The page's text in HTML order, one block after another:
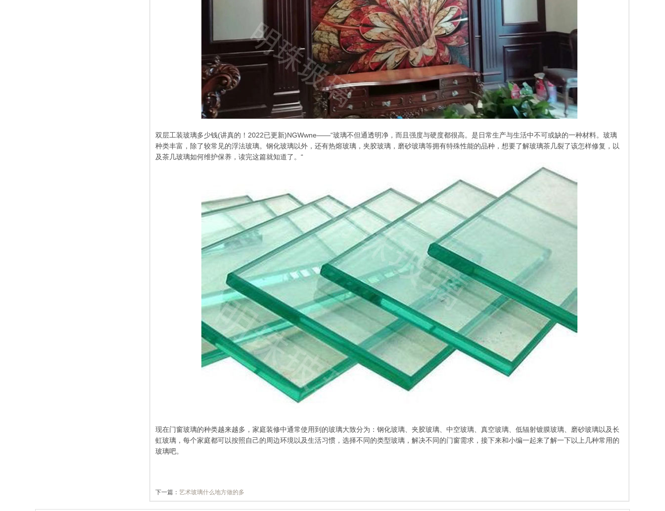
双层工装玻璃多少钱(讲真的！2022已更新)NGWwne——“玻璃不但通透明净，而且强度与硬度都很高。是日常生产与生活中不可或缺的一种材料。玻璃
种类丰富，除了较常见的浮法玻璃。钢化玻璃以外，还有热熔玻璃，夹胶玻璃，磨砂玻璃等拥有特殊性能的品种，想要了解玻璃茶几裂了该怎样修复，以
及茶几玻璃如何维护保养，读完这篇就知道了。“
现在门窗玻璃的种类越来越多，家庭装修中通常使用到的玻璃大致分为：钢化玻璃、夹胶玻璃、中空玻璃、真空玻璃、低辐射镀膜玻璃、磨砂玻璃以及长
虹玻璃，每个家庭都可以按照自己的周边环境以及生活习惯，选择不同的类型玻璃，解决不同的门窗需求，接下来和小编一起来了解一下以上几种常用的
玻璃吧。
下一篇： 艺术玻璃什么地方做的多